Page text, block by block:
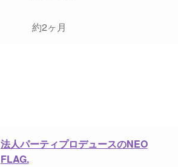
約2ヶ月
法人パーティプロデュースのNEO
FLAG.